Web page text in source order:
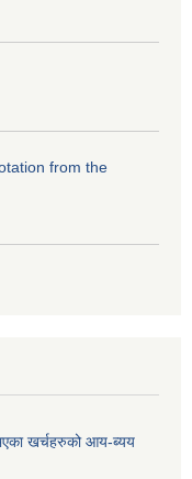
from the
खर्चहरुको आय-ब्यय